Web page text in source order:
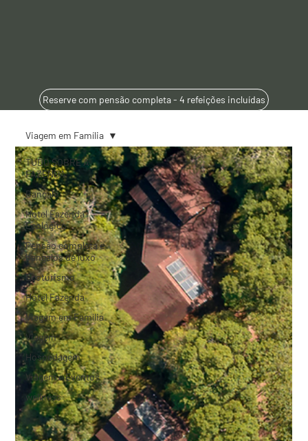
Reserve com pensão completa - 4 refeições incluídas
TUDO SOBRE A
FAZENDA
Bangalô
Hotel Fazenda
Ecológico
Pensão completa e
bangalôs de luxo
Ecoturismo
Hotel Fazenda
Viagem em Família
Viagem
Hospedagem
Viagem e Eventos
wellness
Viagem em Família